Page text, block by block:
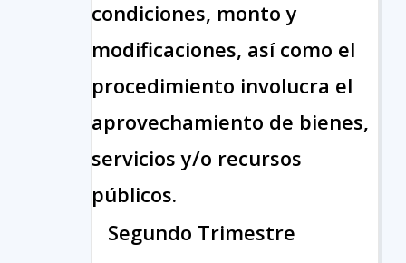
condiciones, monto y
modificaciones, así como el
procedimiento involucra el
aprovechamiento de bienes,
servicios y/o recursos
públicos.
Segundo Trimestre